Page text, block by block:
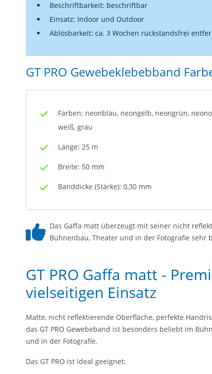
Beschriftbarkeit: beschriftbar
Einsatz: Indoor und Outdoor
Ablösbarkeit: ca. 3 Wochen rückstandsfrei
GT PRO Gewebeklebebband
Farben: neonblau, neongelb, neongrün,
weiß, grau
Länge: 25 m
Breite: 50 mm
Banddicke (Stärke): 0,30 mm
Das Gaffa matt überzeugt mit seiner nicht
Bühnenbau, Theater und in der Fotografie sehr
GT PRO Gaffa matt -
vielseitigen Einsatz
Matte, nicht reflektierende Oberfläche, perfekte
das GT PRO Gewebeband ist besonders beliebt im
und in der Fotografie.
Das GT PRO ist ideal geeignet: